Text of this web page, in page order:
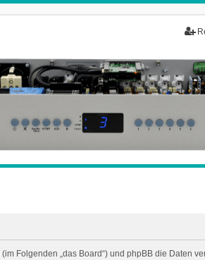
Folgenden „das Board“) und phpBB die Daten